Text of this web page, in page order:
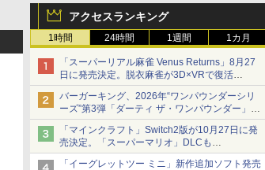
アクセスランキング
1時間 24時間 1週間 1カ月
「スーパーリアル麻雀 Venus Returns」8月27
日に発売決定。脱衣麻雀が3D×VRで復活
発売から2週間は20%オフになるセールが実施
バーガーキング、2026年“ワンパウンダーシリ
ーズ”第3弾「ダーティ ザ・ワンパウンダー」を
8月7日発売
「特製ガーリックマヨソース」を使用した超大
型チーズバーガー
「マインクラフト」Switch2版が10月27日に発
売決定。「スーパーマリオ」DLCも
Switch版からのアップグレードも可能に
「イーグレットツー ミニ」新作追加ソフト発売